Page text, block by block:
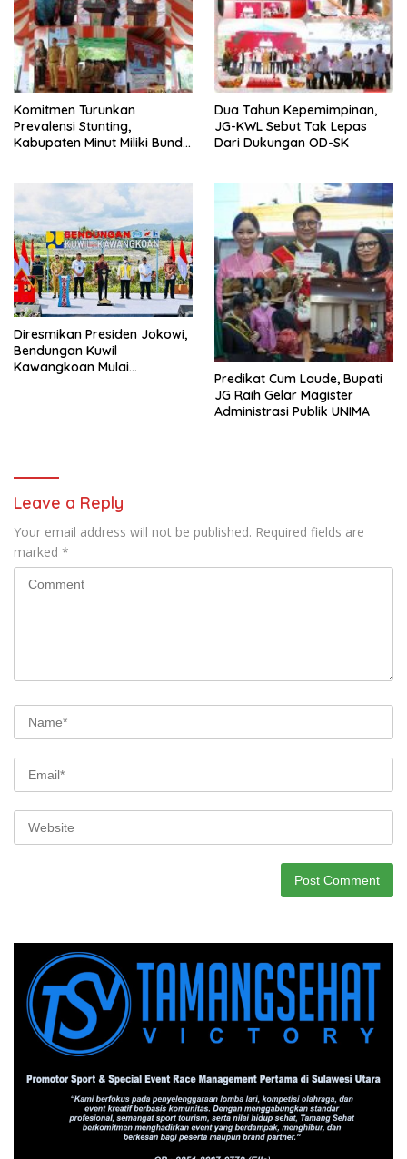
Komitmen Turunkan
Prevalensi Stunting,
Kabupaten Minut Miliki Bunda
Dua Tahun Kepemimpinan,
JG-KWL Sebut Tak Lepas
Dari Dukungan OD-SK
Diresmikan Presiden Jokowi,
Bendungan Kuwil
Kawangkoan Mulai
Predikat Cum Laude, Bupati
JG Raih Gelar Magister
Administrasi Publik UNIMA
Leave a Reply
Your email address will not be published. Required fields are
marked *